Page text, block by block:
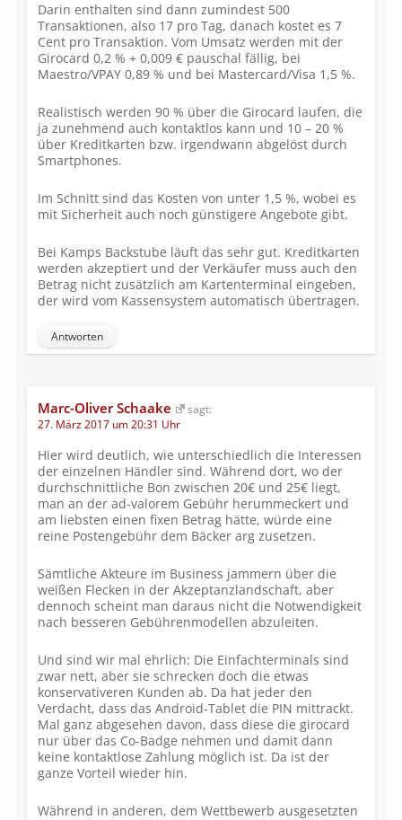
Darin enthalten sind dann zumindest 500
Transaktionen, also 17 pro Tag, danach kostet es 7
Cent pro Transaktion. Vom Umsatz werden mit der
Girocard 0,2 % + 0,009 € pauschal fällig, bei
Maestro/VPAY 0,89 % und bei Mastercard/Visa 1,5 %.
Realistisch werden 90 % über die Girocard laufen, die
ja zunehmend auch kontaktlos kann und 10 – 20 %
über Kreditkarten bzw. irgendwann abgelöst durch
Smartphones.
Im Schnitt sind das Kosten von unter 1,5 %, wobei es
mit Sicherheit auch noch günstigere Angebote gibt.
Bei Kamps Backstube läuft das sehr gut. Kreditkarten
werden akzeptiert und der Verkäufer muss auch den
Betrag nicht zusätzlich am Kartenterminal eingeben,
der wird vom Kassensystem automatisch übertragen.
Antworten
Marc-Oliver Schaake
sagt:
27. März 2017 um 20:31 Uhr
Hier wird deutlich, wie unterschiedlich die Interessen
der einzelnen Händler sind. Während dort, wo der
durchschnittliche Bon zwischen 20€ und 25€ liegt,
man an der ad-valorem Gebühr herummeckert und
am liebsten einen fixen Betrag hätte, würde eine
reine Postengebühr dem Bäcker arg zusetzen.
Sämtliche Akteure im Business jammern über die
weißen Flecken in der Akzeptanzlandschaft, aber
dennoch scheint man daraus nicht die Notwendigkeit
nach besseren Gebührenmodellen abzuleiten.
Und sind wir mal ehrlich: Die Einfachterminals sind
zwar nett, aber sie schrecken doch die etwas
konservativeren Kunden ab. Da hat jeder den
Verdacht, dass das Android-Tablet die PIN mittrackt.
Mal ganz abgesehen davon, dass diese die girocard
nur über das Co-Badge nehmen und damit dann
keine kontaktlose Zahlung möglich ist. Da ist der
ganze Vorteil wieder hin.
Während in anderen, dem Wettbewerb ausgesetzten